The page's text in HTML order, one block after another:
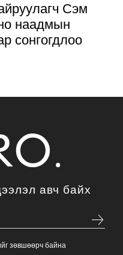
Сэм
наадмын
сонгогдлоо
авч байх
зөвшөөрч байна